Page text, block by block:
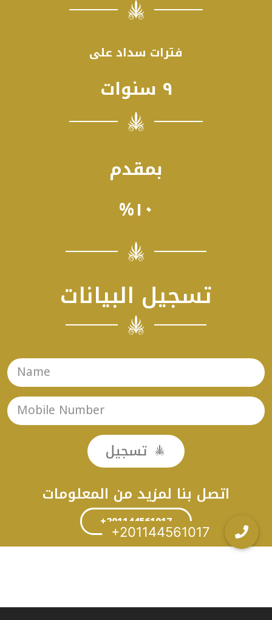
فترات سداد على
٩ سنوات
%١٠
تسجيل البيانات
تسجيل
اتصل بنا لمزيد من المعلومات
+201144561017